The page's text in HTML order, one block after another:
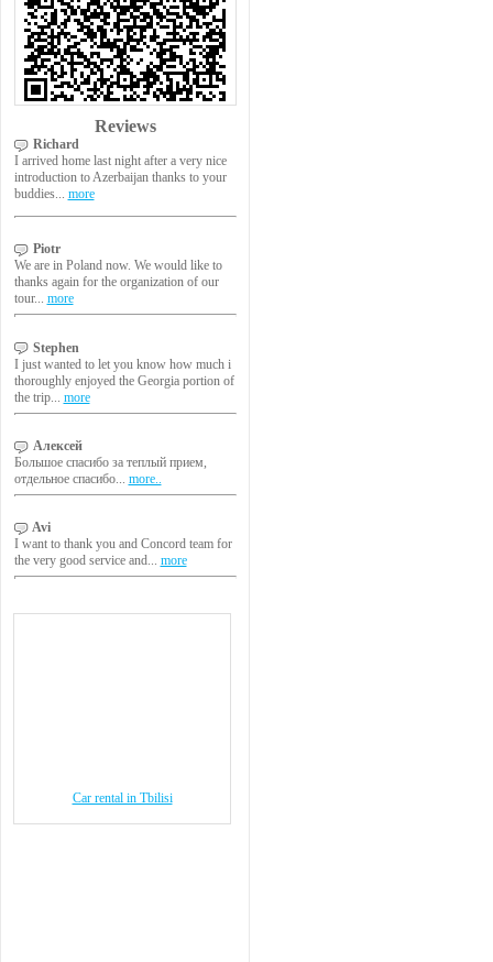
Reviews
Richard
I arrived home last night after a very nice
introduction to Azerbaijan thanks to your
buddies... more
Piotr
We are in Poland now. We would like to
thanks again for the organization of our
tour... more
Stephen
I just wanted to let you know how much i
thoroughly enjoyed the Georgia portion of
the trip... more
Алексей
Большое спасибо за теплый прием,
отдельное спасибо... more..
Avi
I want to thank you and Concord team for
the very good service and... more
Car rental in Tbilisi